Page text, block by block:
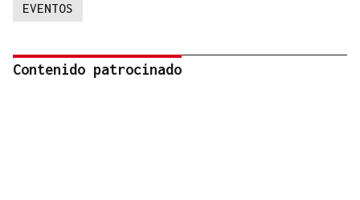
EVENTOS
Contenido patrocinado